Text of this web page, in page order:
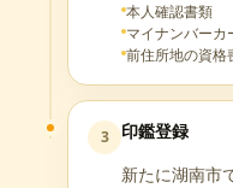
本人確認書類
マイナンバーカ
前住所地の資格
3 印鑑登録
新たに湖南市